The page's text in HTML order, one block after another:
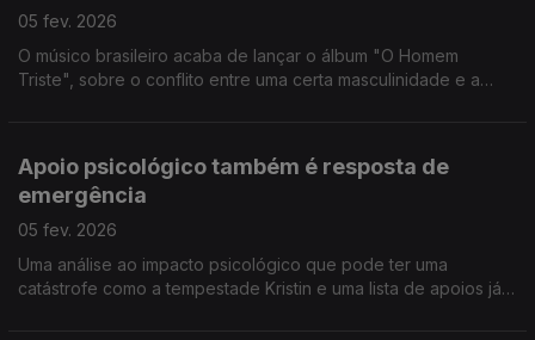
05 fev. 2026
O músico brasileiro acaba de lançar o álbum "O Homem
Triste", sobre o conflito entre uma certa masculinidade e a
Apoio psicológico também é resposta de
emergência
05 fev. 2026
Uma análise ao impacto psicológico que pode ter uma
catástrofe como a tempestade Kristin e uma lista de apoios já